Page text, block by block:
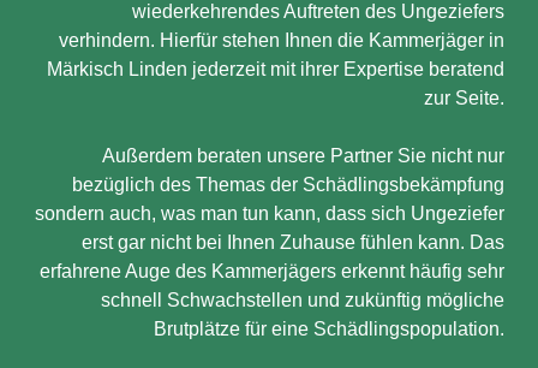
wiederkehrendes Auftreten des Ungeziefers
verhindern. Hierfür stehen Ihnen die Kammerjäger in
Märkisch Linden jederzeit mit ihrer Expertise beratend
zur Seite.
Außerdem beraten unsere Partner Sie nicht nur
bezüglich des Themas der Schädlingsbekämpfung
sondern auch, was man tun kann, dass sich Ungeziefer
erst gar nicht bei Ihnen Zuhause fühlen kann. Das
erfahrene Auge des Kammerjägers erkennt häufig sehr
schnell Schwachstellen und zukünftig mögliche
Brutplätze für eine Schädlingspopulation.